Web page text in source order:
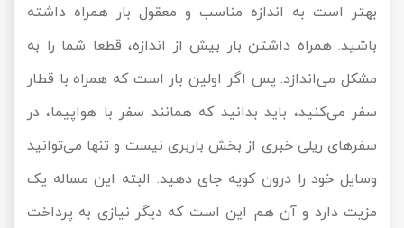
بهتر است به اندازه مناسب و معقول بار همراه داشته
باشید. همراه داشتن بار بیش از اندازه، قطعا شما را به
مشکل می‌اندازد. پس اگر اولین بار است که همراه با قطار
سفر می‌کنید، باید بدانید که همانند سفر با هواپیما، در
سفرهای ریلی خبری از بخش باربری نیست و تنها می‌توانید
وسایل خود را درون کوپه جای دهید. البته این مساله یک
مزیت دارد و آن هم این است که دیگر نیازی به پرداخت